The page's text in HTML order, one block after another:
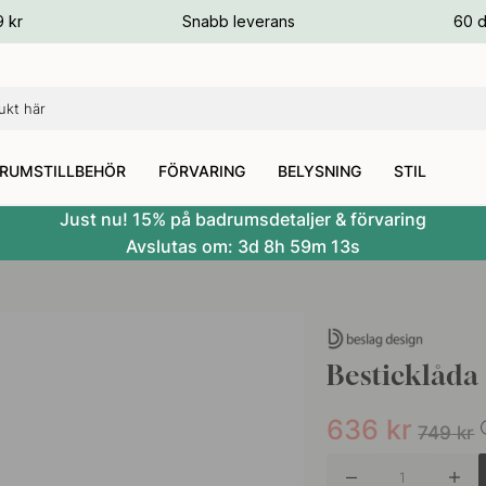
kr Snabb leverans 60
FÖRVARING BELYSNING STIL
Just nu! 15% på badrumsdetaljer & förvaring
Avslutas om: 3d 8h 59m 12s
749kr
636 kr